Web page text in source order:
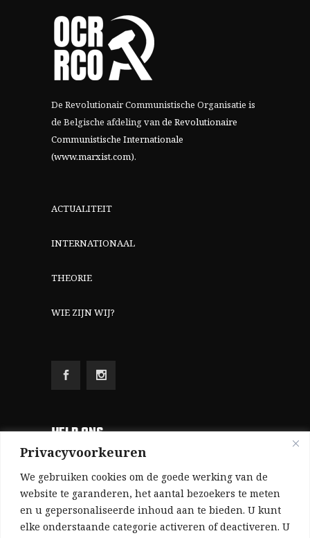
Privacyvoorkeuren
We gebruiken cookies om de goede werking van de
website te garanderen, het aantal bezoekers te meten
en u gepersonaliseerde inhoud aan te bieden. U kunt
elke onderstaande categorie activeren of deactiveren. U
De Revolutionair Communistische Organisatie is
de Belgische afdeling vande Revolutionaire
Communistische Internationale
(www.marxist.com).
ACTUALITEIT
INTERNATIONAAL
THEORIE
WIE ZIJN WIJ?
HELP ONS
Aangezien we volledig zelf gefinancierd zijn
(zonder subsidies, zonder commerciële
advertenties en zonder rijke sponsors), zijn we
voor de publicatie van ons tijdschrift uitsluitend